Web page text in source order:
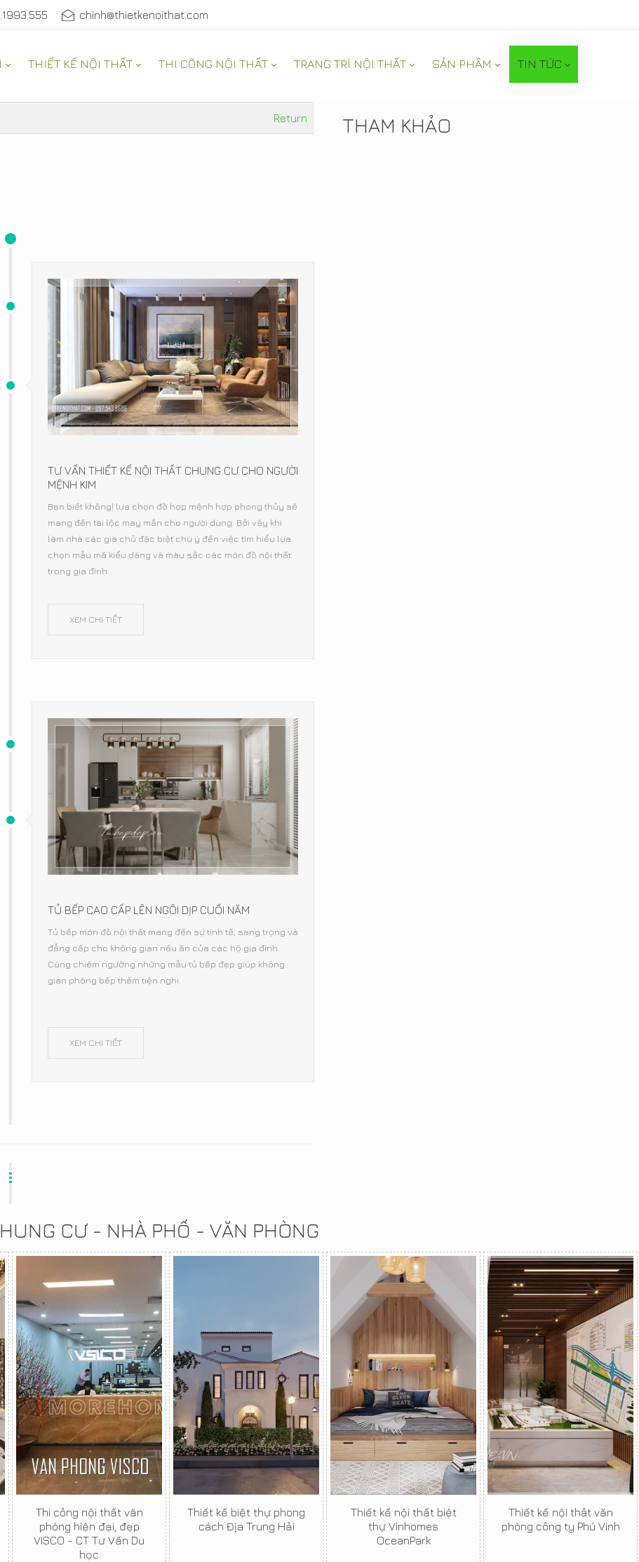
chinh@thietkenoithat.com
THIẾT KẾ NỘI THẤT THI CÔNG NỘI THẤT TRANG TRÍ NỘI THẤT SẢN PHẦM TIN TỨC
Return
TƯ VẤN THIẾT KẾ NỘI THẤT CHUNG CƯ CHO NGƯỜI
MỆNH KIM
Bạn biết không! lựa chọn đồ hợp mệnh hợp phong thủy sẽ
mang đến tài lộc may mắn cho người dùng. Bởi vậy khi
làm nhà các gia chủ đặc biệt chú ý đến việc tìm hiểu lựa
chọn mẫu mã kiểu dáng và màu sắc các món đồ nội thất
trong gia đình.
XEM CHI TIẾT
TỦ BẾP CAO CẤP LÊN NGÔI DỊP CUỐI NĂM
Tủ bếp món đồ nội thất mang đến sự tinh tế, sang trọng và
đẳng cấp cho không gian nấu ăn của các hộ gia đình.
Cùng chiêm ngưỡng những mẫu tủ bếp đẹp giúp không
gian phòng bếp thêm tiện nghi.
XEM CHI TIẾT
TIN NỔI BẬT
THAM KHẢO
CƯ - NHÀ PHỐ - VĂN PHÒNG
Thi công nội thất văn
phòng hiện đại, đẹp
VISCO - CT Tư Vấn Du
học
Thiết kế biệt thự phong
cách Địa Trung Hải
Thiết kế nội thất biệt
thự Vinhomes
OceanPark
Thiết kế nội thât văn
phòng công ty Phú Vinh